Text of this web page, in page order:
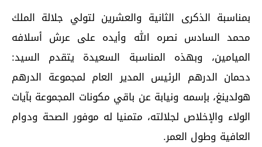
بمناسبة الذكرى الثانية والعشرين لتولي جلالة الملك
محمد السادس نصره الله وأيده على عرش أسلافه
الميامين، وبهذه المناسبة السعيدة يتقدم السيد:
دحمان الدرهم الرئيس المدير العام لمجموعة الدرهم
هولدينغ، بإسمه ونيابة عن باقي مكونات المجموعة بآيات
الولاء والإخلاص لجلالته، متمنيا له موفور الصحة ودوام
العافية وطول العمر.